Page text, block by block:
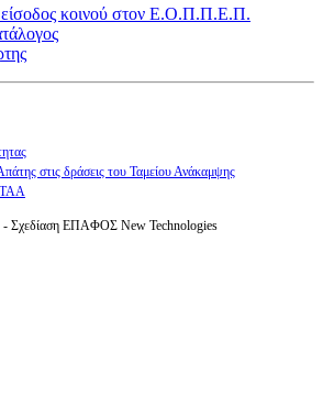
είσοδος κοινού στον Ε.Ο.Π.Π.Ε.Π.
στις δράσεις του Ταμείου Ανάκαμψης
ΤΑΑ
ΕΠΑΦΟΣ New Technologies